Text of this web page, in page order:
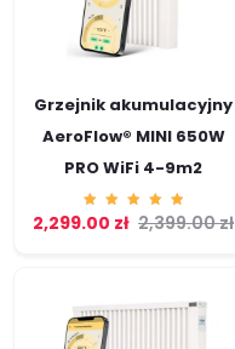
Grzejnik akumulacyjny
AeroFlow® MINI 650W
PRO WiFi 4-9m2
Ocenion
o2,399.00zł
2,299.00 zł